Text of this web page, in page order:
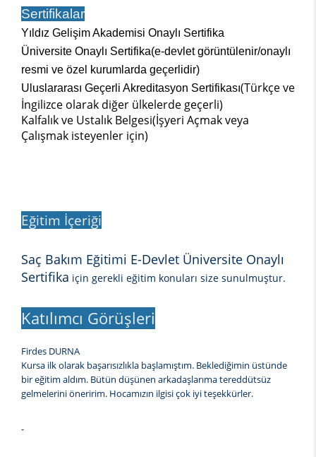
Sertifikalar
Yıldız Gelişim Akademisi Onaylı Sertifika
Üniversite Onaylı Sertifika(e-devlet görüntülenir/onaylı
resmi ve özel kurumlarda geçerlidir)
Uluslararası Geçerli Akreditasyon Sertifikası(Türkçe ve
İngilizce olarak diğer ülkelerde geçerli)
Kalfalık ve Ustalık Belgesi(İşyeri Açmak veya
Çalışmak isteyenler için)
Eğitim İçeriği
Saç Bakım Eğitimi E-Devlet Üniversite Onaylı
Sertifika için gerekli eğitim konuları size sunulmuştur.
Katılımcı Görüşleri
Firdes DURNA
Kursa ilk olarak başarısızlıkla başlamıştım. Beklediğimin üstünde
bir eğitim aldım. Bütün düşünen arkadaşlarıma tereddütsüz
gelmelerini öneririm. Hocamızın ilgisi çok iyi teşekkürler.
-